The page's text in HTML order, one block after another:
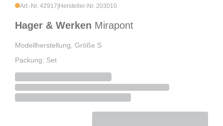
Art.-Nr. 42917 Hersteller-Nr. 203010
Hager & Werken Mirapont
Modellherstellung, Größe S
Packung: Set